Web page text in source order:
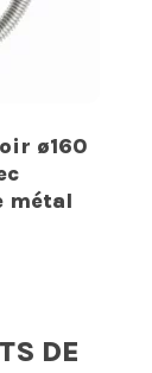
ø160
métal
DE